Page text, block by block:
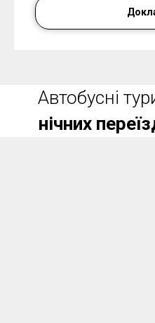
Автобусні
нічних